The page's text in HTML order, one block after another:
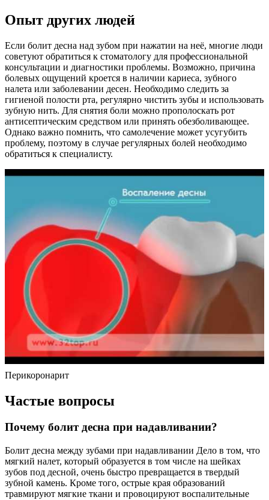
Опыт других людей
Если болит десна над зубом при нажатии на неё, многие люди
советуют обратиться к стоматологу для профессиональной
консультации и диагностики проблемы. Возможно, причина
болевых ощущений кроется в наличии кариеса, зубного
налета или заболевании десен. Необходимо следить за
гигиеной полости рта, регулярно чистить зубы и использовать
зубную нить. Для снятия боли можно прополоскать рот
антисептическим средством или принять обезболивающее.
Однако важно помнить, что самолечение может усугубить
проблему, поэтому в случае регулярных болей необходимо
обратиться к специалисту.
Перикоронарит
Частые вопросы
Почему болит десна при надавливании?
Болит десна между зубами при надавливании Дело в том, что
мягкий налет, который образуется в том числе на шейках
зубов под десной, очень быстро превращается в твердый
зубной камень. Кроме того, острые края образований
травмируют мягкие ткани и провоцируют воспалительные